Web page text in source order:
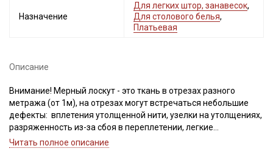
Назначение
Для легких штор, занавесок,
Для столового белья,
Платьевая
Описание
Внимание! Мерный лоскут - это ткань в отрезах разного
метража (от 1м), на отрезах могут встречаться небольшие
дефекты: вплетения утолщенной нити, узелки на утолщениях,
разряженность из-за сбоя в переплетении, легкие
загрязнения вдоль кромки и на расстоянии до 5см от кромки,
Читать полное описание